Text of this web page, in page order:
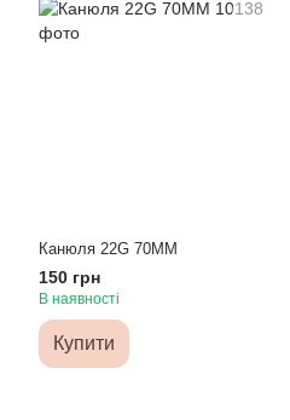
Канюля 22G 70MM
150 грн
В наявності
Купити